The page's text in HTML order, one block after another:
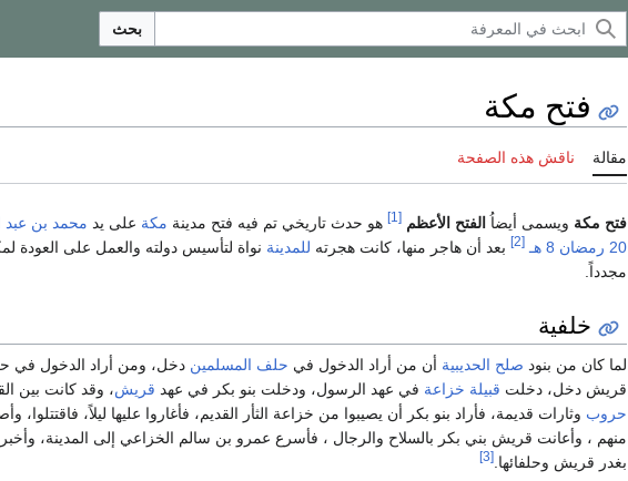
بحث
فتح مكة
مقالة ناقش هذه الصفحة
فتح مكة ويسمى أيضاُ الفتح الأعظم [1] هو حدث تاريخي تم فيه فتح مدينة مكة على يد محمد بن عبد
20 رمضان
8 هـ [2] بعد أن هاجر منها، كانت هجرته للمدينة نواة لتأسيس دولته والعمل على العودة
مجدداً.
خلفية
لما كان من بنود صلح الحديبية أن من أراد الدخول في حلف المسلمين دخل، ومن أراد الدخول في
قريش دخل، دخلت قبيلة خزاعة في عهد الرسول، ودخلت بنو بكر في عهد قريش، وقد كانت بين
حروب وثارات قديمة، فأراد بنو بكر أن يصيبوا من خزاعة الثأر القديم، فأغاروا عليها ليلاً، فاقتتلوا،
منهم ، وأعانت قريش بني بكر بالسلاح والرجال ، فأسرع عمرو بن سالم الخزاعي إلى المدينة، وأخبر
بغدر قريش وحلفائها.[3]